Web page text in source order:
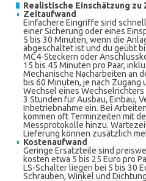
Realistische Einschätzung
Zeitaufwand
Einfachere Eingriffe sind
einer Sicherung oder eines
5 bis 30 Minuten, wenn die
abgeschaltet ist und du geübt
MC4-Steckern oder
15 bis 45 Minuten pro Paar,
Mechanische Nacharbeiten an
bis 60 Minuten, je nach Zugang
Wechsel eines Wechselrichters
3 Stunden für Ausbau, Einbau,
Inbetriebnahme ein. Bei
kommen oft Terminzeiten mit
Messprotokolle hinzu.
Lieferung können zusätzlich
Kostenaufwand
Geringe Ersatzteile sind
kosten etwa 5 bis 25 Euro pro
LS-Schalter liegen bei 5 bis 30
Schrauben, Winkel und